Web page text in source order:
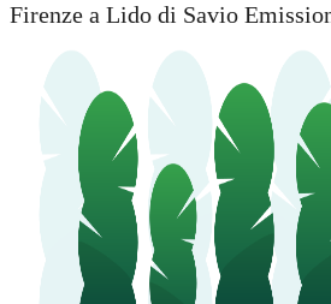
Firenze a Lido di Savio